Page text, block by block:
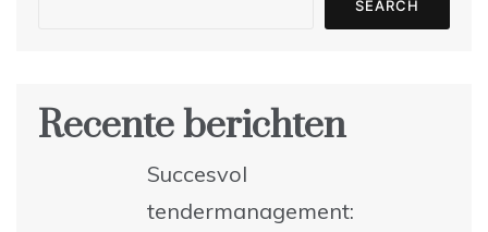
SEARCH
Recente berichten
Succesvol
tendermanagement: